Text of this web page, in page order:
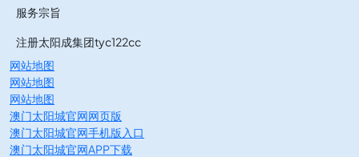
服务宗旨
注册太阳成集团tyc122cc
网站地图
网站地图
网站地图
澳门太阳城官网网页版
澳门太阳城官网手机版入口
澳门太阳城官网APP下载